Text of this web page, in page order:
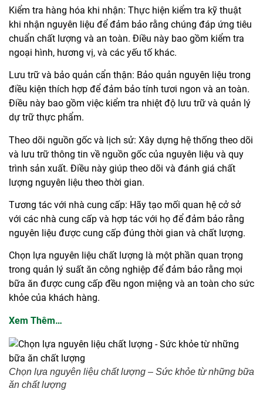
Kiểm tra hàng hóa khi nhận: Thực hiện kiểm tra kỹ thuật
khi nhận nguyên liệu để đảm bảo rằng chúng đáp ứng tiêu
chuẩn chất lượng và an toàn. Điều này bao gồm kiểm tra
ngoại hình, hương vị, và các yếu tố khác.
Lưu trữ và bảo quản cẩn thận: Bảo quản nguyên liệu trong
điều kiện thích hợp để đảm bảo tính tươi ngon và an toàn.
Điều này bao gồm việc kiểm tra nhiệt độ lưu trữ và quản lý
dự trữ thực phẩm.
Theo dõi nguồn gốc và lịch sử: Xây dựng hệ thống theo dõi
và lưu trữ thông tin về nguồn gốc của nguyên liệu và quy
trình sản xuất. Điều này giúp theo dõi và đánh giá chất
lượng nguyên liệu theo thời gian.
Tương tác với nhà cung cấp: Hãy tạo mối quan hệ cở sở
với các nhà cung cấp và hợp tác với họ để đảm bảo rằng
nguyên liệu được cung cấp đúng thời gian và chất lượng.
Chọn lựa nguyên liệu chất lượng là một phần quan trọng
trong quản lý suất ăn công nghiệp để đảm bảo rằng mọi
bữa ăn được cung cấp đều ngon miệng và an toàn cho sức
khỏe của khách hàng.
Xem Thêm…
Chọn lựa nguyên liệu chất lượng – Sức khỏe từ những bữa
ăn chất lượng